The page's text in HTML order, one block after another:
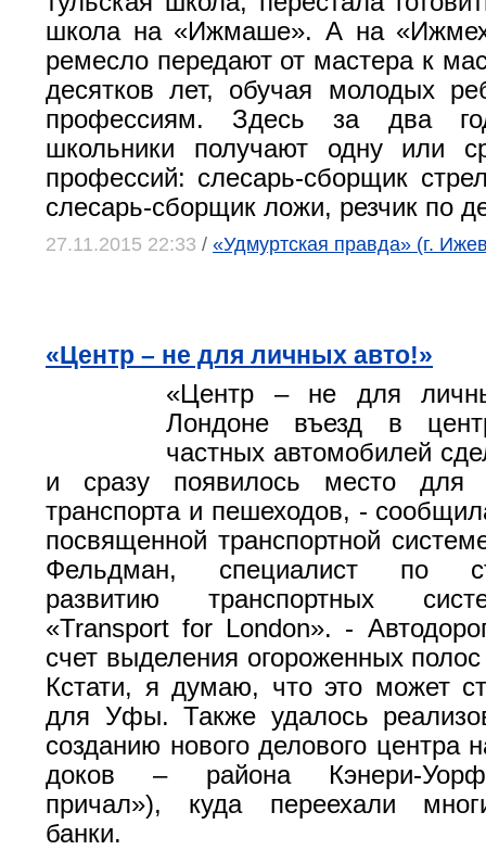
школа на «Ижмаше». А на
ремесло передают от мастера к
десятков лет, обучая молодых
профессиям. Здесь за два
школьники получают одну или
профессий: слесарь-сборщик
слесарь-сборщик ложи, резчик по
27.11.2015 22:33 / «Удмуртская правда» (г.
«Центр – не для личных авто!»
«Центр – не для
Лондоне въезд в
частных автомобилей
и сразу появилось место для
транспорта и пешеходов, -
посвященной транспортной
Фельдман, специалист по
развитию транспортных
«Transport for London». -
счет выделения огороженных
Кстати, я думаю, что это может
для Уфы. Также удалось
созданию нового делового центра
доков – района Кэнери-Уорф
причал»), куда переехали
банки.